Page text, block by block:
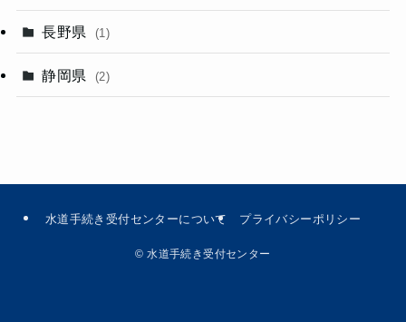
長野県 (1)
静岡県 (2)
水道手続き受付センターについて プライバシーポリシー
© 水道手続き受付センター